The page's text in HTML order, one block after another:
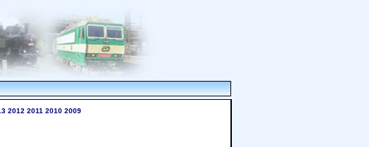
2012 2011 2010 2009